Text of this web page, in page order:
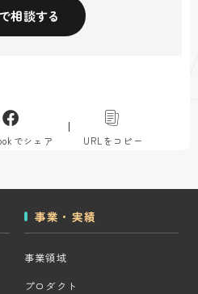
相談する
でシェア URLをコピー
事業・実績
事業領域
プロダクト